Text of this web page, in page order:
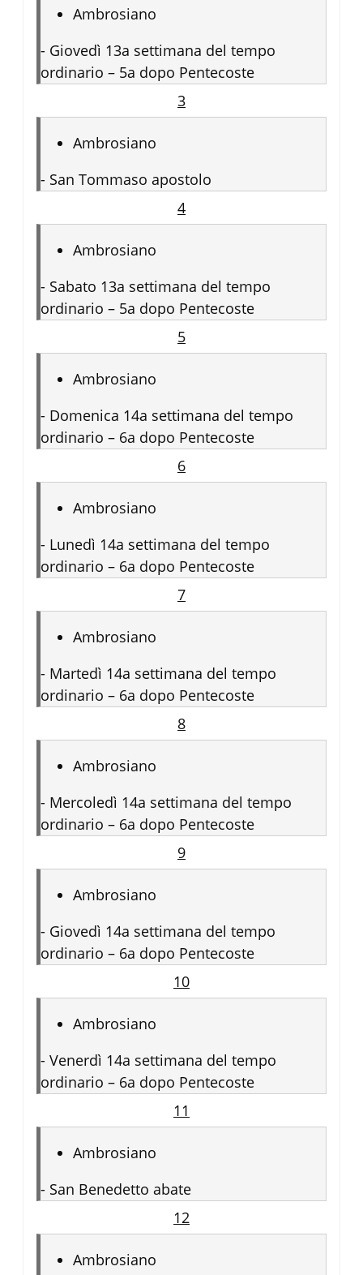
Ambrosiano
- Giovedì 13a settimana del tempo
ordinario – 5a dopo Pentecoste
3
Ambrosiano
- San Tommaso apostolo
4
Ambrosiano
- Sabato 13a settimana del tempo
ordinario – 5a dopo Pentecoste
5
Ambrosiano
- Domenica 14a settimana del tempo
ordinario – 6a dopo Pentecoste
6
Ambrosiano
- Lunedì 14a settimana del tempo
ordinario – 6a dopo Pentecoste
7
Ambrosiano
- Martedì 14a settimana del tempo
ordinario – 6a dopo Pentecoste
8
Ambrosiano
- Mercoledì 14a settimana del tempo
ordinario – 6a dopo Pentecoste
9
Ambrosiano
- Giovedì 14a settimana del tempo
ordinario – 6a dopo Pentecoste
10
Ambrosiano
- Venerdì 14a settimana del tempo
ordinario – 6a dopo Pentecoste
11
Ambrosiano
- San Benedetto abate
12
Ambrosiano